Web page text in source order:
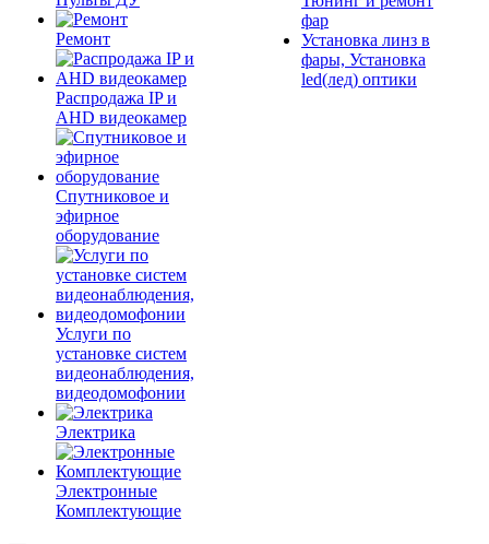
Ремонт
Распродажа IP и
AHD видеокамер
Спутниковое и
эфирное
оборудование
Услуги по
установке систем
видеонаблюдения,
видеодомофонии
Электрика
Электронные
Комплектующие
фар
Установка линз в
фары, Установка
led(лед) оптики